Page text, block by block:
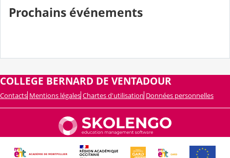
Prochains événements
COLLEGE BERNARD DE VENTADOUR
Contacts Mentions légales Chartes d'utilisation Données personnelles